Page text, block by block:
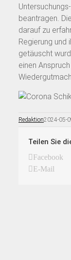
beantragen.
darauf zu
Regierung und
getäuscht
einen
Redaktion2024-05-
Teilen Sie
Facebook
E-Mail